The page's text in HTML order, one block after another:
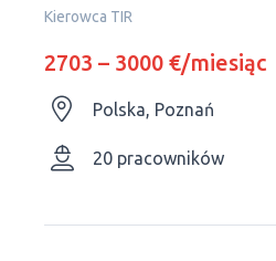
Kierowca TIR
2703 – 3000 €/miesiąc
Polska, Poznań
20 pracowników